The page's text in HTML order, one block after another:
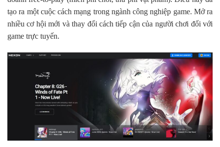
tạo ra một cuộc cách mạng trong ngành công nghiệp game. Mở ra
nhiều cơ hội mới và thay đổi cách tiếp cận của người chơi đối với
game trực tuyến.